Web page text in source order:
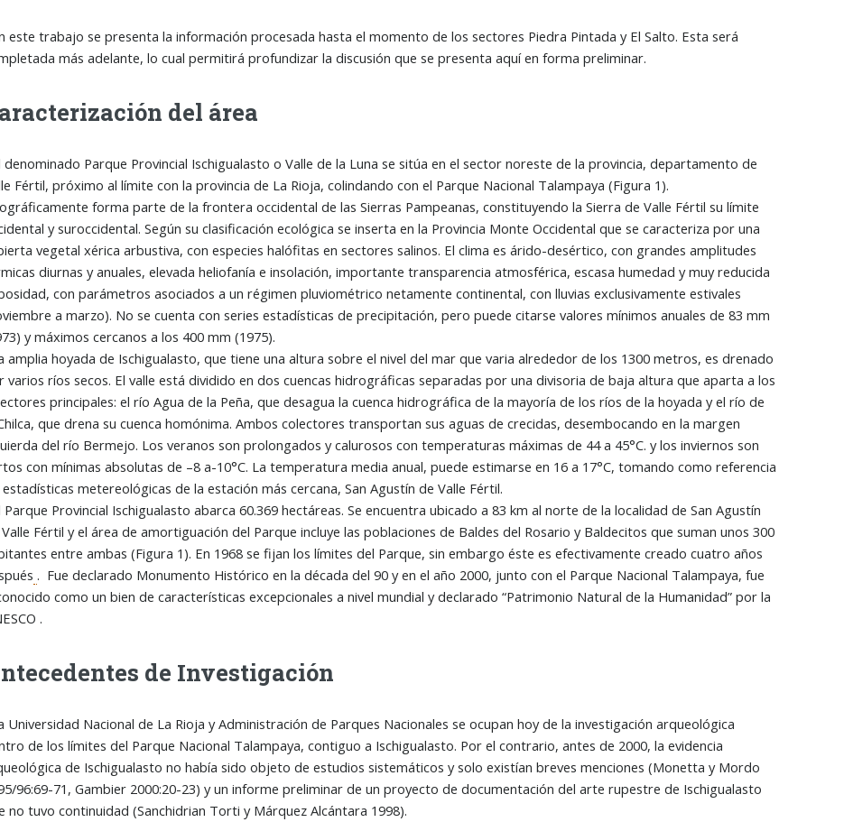
este trabajo se presenta la información procesada hasta el momento de los sectores Piedra Pintada y El Salto. Esta será
más adelante, lo cual permitirá profundizar la discusión que se presenta aquí en forma preliminar.
del área
denominado Parque Provincial Ischigualasto o Valle de la Luna se sitúa en el sector noreste de la provincia, departamento de
Fértil, próximo al límite con la provincia de La Rioja, colindando con el Parque Nacional Talampaya (Figura 1).
forma parte de la frontera occidental de las Sierras Pampeanas, constituyendo la Sierra de Valle Fértil su límite
y suroccidental. Según su clasificación ecológica se inserta en la Provincia Monte Occidental que se caracteriza por una
vegetal xérica arbustiva, con especies halófitas en sectores salinos. El clima es árido-desértico, con grandes amplitudes
diurnas y anuales, elevada heliofanía e insolación, importante transparencia atmosférica, escasa humedad y muy reducida
con parámetros asociados a un régimen pluviométrico netamente continental, con lluvias exclusivamente estivales
a marzo). No se cuenta con series estadísticas de precipitación, pero puede citarse valores mínimos anuales de 83 mm
y máximos cercanos a los 400 mm (1975).
amplia hoyada de Ischigualasto, que tiene una altura sobre el nivel del mar que varia alrededor de los 1300 metros, es drenado
varios ríos secos. El valle está dividido en dos cuencas hidrográficas separadas por una divisoria de baja altura que aparta a los
principales: el río Agua de la Peña, que desagua la cuenca hidrográfica de la mayoría de los ríos de la hoyada y el río de
que drena su cuenca homónima. Ambos colectores transportan sus aguas de crecidas, desembocando en la margen
del río Bermejo. Los veranos son prolongados y calurosos con temperaturas máximas de 44 a 45°C. y los inviernos son
con mínimas absolutas de –8 a-10°C. La temperatura media anual, puede estimarse en 16 a 17°C, tomando como referencia
estadísticas metereológicas de la estación más cercana, San Agustín de Valle Fértil.
Parque Provincial Ischigualasto abarca 60.369 hectáreas. Se encuentra ubicado a 83 km al norte de la localidad de San Agustín
Fértil y el área de amortiguación del Parque incluye las poblaciones de Baldes del Rosario y Baldecitos que suman unos 300
entre ambas (Figura 1). En 1968 se fijan los límites del Parque, sin embargo éste es efectivamente creado cuatro años
. Fue declarado Monumento Histórico en la década del 90 y en el año 2000, junto con el Parque Nacional Talampaya, fue
como un bien de características excepcionales a nivel mundial y declarado “Patrimonio Natural de la Humanidad” por la
.
de Investigación
Universidad Nacional de La Rioja y Administración de Parques Nacionales se ocupan hoy de la investigación arqueológica
de los límites del Parque Nacional Talampaya, contiguo a Ischigualasto. Por el contrario, antes de 2000, la evidencia
de Ischigualasto no había sido objeto de estudios sistemáticos y solo existían breves menciones (Monetta y Mordo
96:69-71, Gambier 2000:20-23) y un informe preliminar de un proyecto de documentación del arte rupestre de Ischigualasto
no tuvo continuidad (Sanchidrian Torti y Márquez Alcántara 1998).